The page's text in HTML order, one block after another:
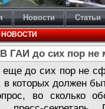
Новости Статьи
НОВОСТИ
В ГАИ до сих пор не
до сих пор не
в которых должен
во сколько